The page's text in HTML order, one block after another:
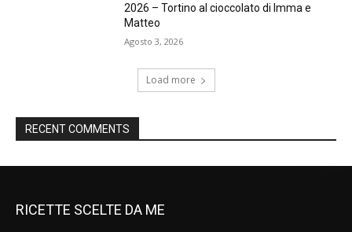
2026 – Tortino al cioccolato di Imma e
Matteo
Agosto 3, 2026
Load more
RECENT COMMENTS
RICETTE SCELTE DA ME